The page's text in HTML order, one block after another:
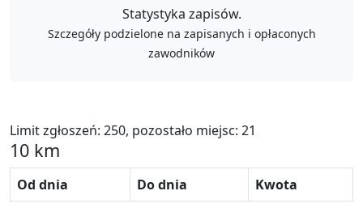
Statystyka zapisów.
Szczegóły podzielone na zapisanych i opłaconych
zawodników
Limit zgłoszeń: 250, pozostało miejsc: 21
10 km
Od dnia Do dnia Kwota